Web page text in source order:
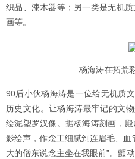
织品、漆木器等；另一类是无机
画等。
杨海涛在拓荒
90后小伙杨海涛是一位给无机质
历史文化。让杨海涛最牢记的文
绘泥塑罗汉像。据杨海涛刻画，
影绘声，作念工细腻到连眉毛、
大的僧东说念主坐在我眼前”。颤